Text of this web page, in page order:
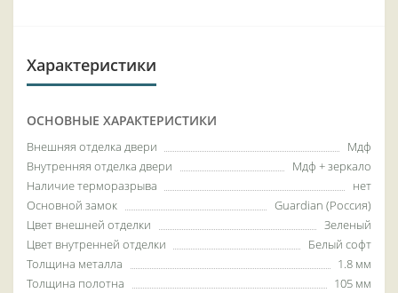
Характеристики
ОСНОВНЫЕ ХАРАКТЕРИСТИКИ
Внешняя отделка двери
Мдф
Внутренняя отделка двери
Мдф + зеркало
Наличие терморазрыва
нет
Основной замок
Guardian (Россия)
Цвет внешней отделки
Зеленый
Цвет внутренней отделки
Белый софт
Толщина металла
1.8 мм
Толщина полотна
105 мм